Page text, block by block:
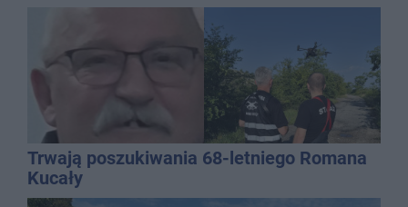
Trwają poszukiwania 68-letniego Romana
Kucały